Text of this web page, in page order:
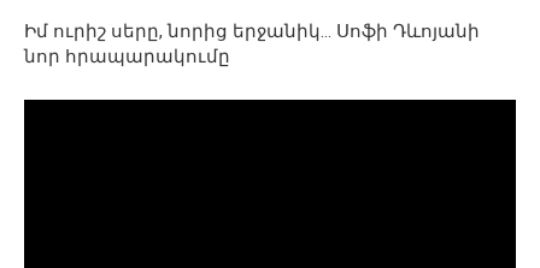
Իմ ուրիշ սերը, նորից երջանիկ… Սոֆի Դևոյանի
նոր հրապարակումը